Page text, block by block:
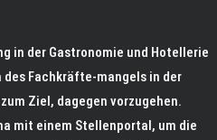
in der Gastronomie und Hotellerie
Fachkräfte-mangels in der
Ziel, dagegen vorzugehen.
mit einem Stellenportal, um die